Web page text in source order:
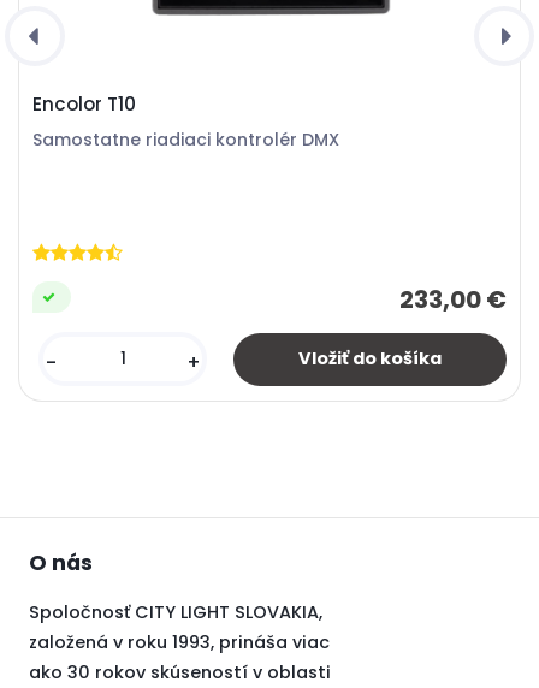
Encolor T10
Samostatne riadiaci kontrolér DMX
233,00 €
- +
O nás
Spoločnosť CITY LIGHT SLOVAKIA,
založená v roku 1993, prináša viac
ako 30 rokov skúseností v oblasti